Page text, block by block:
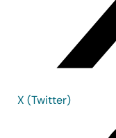
X (Twitter)